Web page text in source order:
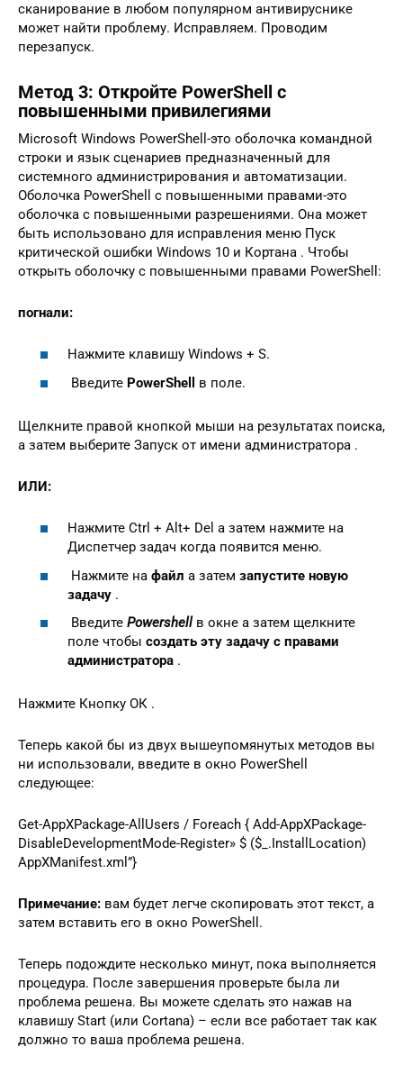
сканирование в любом популярном антивируснике
может найти проблему. Исправляем. Проводим
перезапуск.
Метод 3: Откройте PowerShell с
повышенными привилегиями
Microsoft Windows PowerShell-это оболочка командной
строки и язык сценариев предназначенный для
системного администрирования и автоматизации.
Оболочка PowerShell с повышенными правами-это
оболочка с повышенными разрешениями. Она может
быть использовано для исправления меню Пуск
критической ошибки Windows 10 и Кортана . Чтобы
открыть оболочку с повышенными правами PowerShell:
погнали:
Нажмите клавишу Windows + S.
Введите PowerShell в поле.
Щелкните правой кнопкой мыши на результатах поиска,
а затем выберите Запуск от имени администратора .
ИЛИ:
Нажмите Ctrl + Alt+ Del а затем нажмите на
Диспетчер задач когда появится меню.
Нажмите на файл а затем запустите новую
задачу .
Введите Powershellв окне а затем щелкните
поле чтобы создать эту задачу с правами
администратора .
Нажмите Кнопку ОК .
Теперь какой бы из двух вышеупомянутых методов вы
ни использовали, введите в окно PowerShell
следующее:
Get-AppXPackage-AllUsers / Foreach { Add-AppXPackage-
DisableDevelopmentMode-Register» $ ($_.InstallLocation)
AppXManifest.xml”}
Примечание: вам будет легче скопировать этот текст, а
затем вставить его в окно PowerShell.
Теперь подождите несколько минут, пока выполняется
процедура. После завершения проверьте была ли
проблема решена. Вы можете сделать это нажав на
клавишу Start (или Cortana) – если все работает так как
должно то ваша проблема решена.